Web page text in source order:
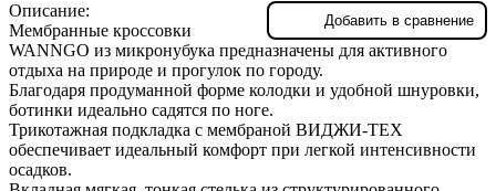
Добавить в сравнение
Описание:
Мембранные кроссовки
WANNGO из микронубука предназначены для активного
отдыха на природе и прогулок по городу.
Благодаря продуманной форме колодки и удобной шнуровки,
ботинки идеально садятся по ноге.
Трикотажная подкладка с мембраной ВИДЖИ-TEX
обеспечивает идеальный комфорт при легкой интенсивности
осадков.